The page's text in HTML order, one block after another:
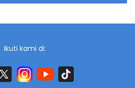
Ikuti kami di: